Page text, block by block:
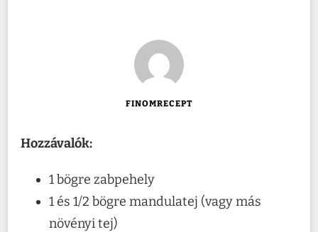
FINOMRECEPT
Hozzávalók:
1 bögre zabpehely
1 és 1/2 bögre mandulatej (vagy más
növényi tej)